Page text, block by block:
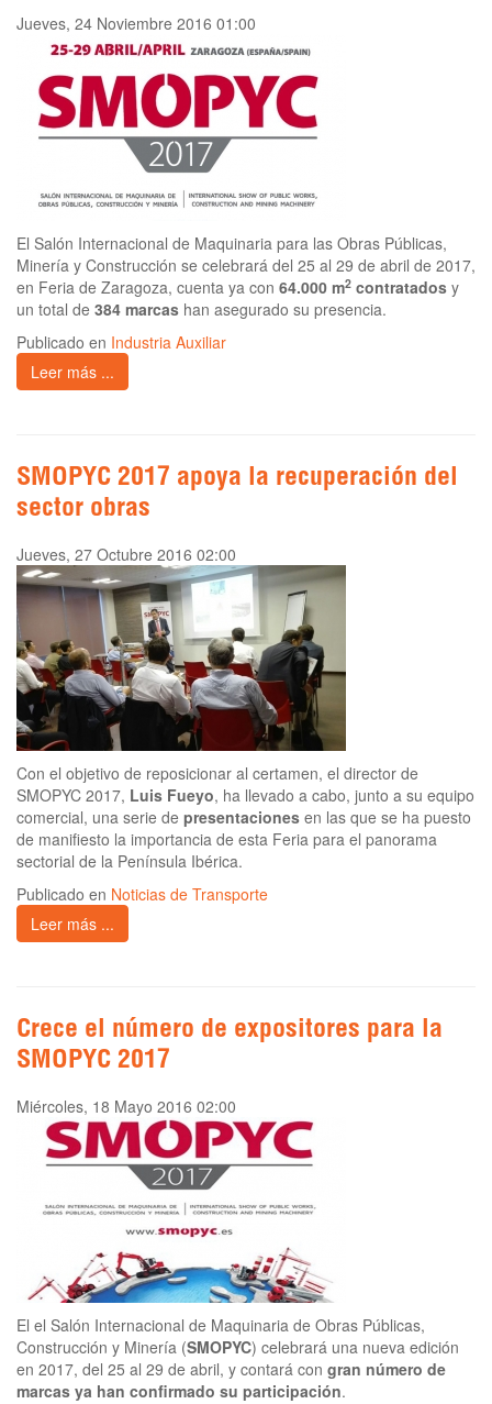
Jueves, 24 Noviembre 2016 01:00
El Salón Internacional de Maquinaria para las Obras Públicas,
Minería y Construcción se celebrará del 25 al 29 de abril de 2017,
en Feria de Zaragoza, cuenta ya con 64.000 m2 contratados y
un total de 384 marcas han asegurado su presencia.
Publicado en Industria Auxiliar
Leer más ...
SMOPYC 2017 apoya la recuperación del
sector obras
Jueves, 27 Octubre 2016 02:00
Con el objetivo de reposicionar al certamen, el director de
SMOPYC 2017, Luis Fueyo, ha llevado a cabo, junto a su equipo
comercial, una serie de presentaciones en las que se ha puesto
de manifiesto la importancia de esta Feria para el panorama
sectorial de la Península Ibérica.
Publicado en Noticias de Transporte
Leer más ...
Crece el número de expositores para la
SMOPYC 2017
Miércoles, 18 Mayo 2016 02:00
El el Salón Internacional de Maquinaria de Obras Públicas,
Construcción y Minería (SMOPYC) celebrará una nueva edición
en 2017, del 25 al 29 de abril, y contará con gran número de
marcas ya han confirmado su participación.